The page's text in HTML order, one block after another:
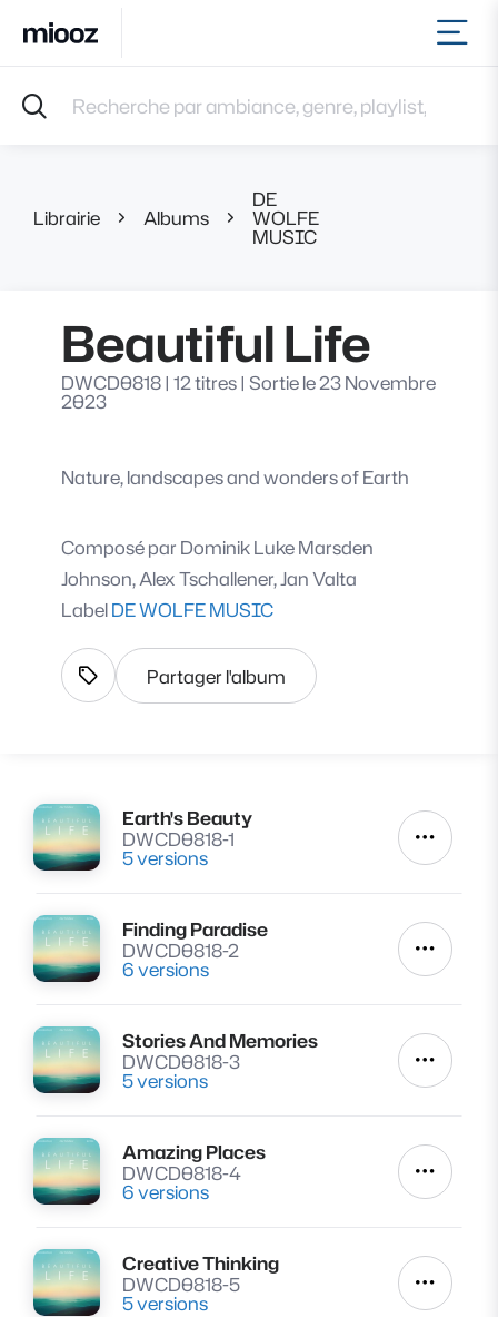
Accueil
Musiques
Playlists
Librairie Albums
DE
WOLFE
MUSIC
Beautiful Life
DWCD0818| 12 titres| Sortie le 23 Novembre
2023
Nature, landscapes and wonders of Earth
Composé par Dominik Luke Marsden
Johnson, Alex Tschallener, Jan Valta
LabelDE WOLFE MUSIC
Afficher les tags
Partager l'album
Lire
Earth's Beauty
DWCD0818-1
5 versions Autres
Lire
Finding Paradise
DWCD0818-2
6 versions Autres
Lire
Stories And Memories
DWCD0818-3
5 versions Autres
Lire
Amazing Places
DWCD0818-4
6 versions Autres
Lire
Creative Thinking
DWCD0818-5
5 versions Autres